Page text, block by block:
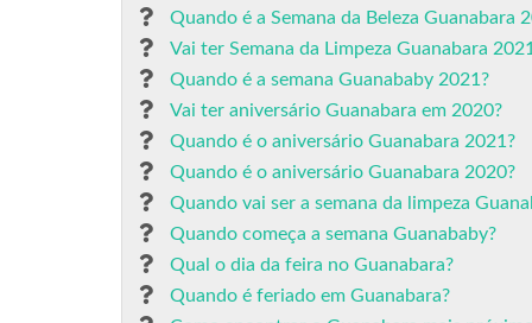
Quando é a Semana da Beleza Guanabara
Vai ter Semana da Limpeza Guanabara
Quando é a semana Guanababy 2021?
Vai ter aniversário Guanabara em 2020?
Quando é o aniversário Guanabara 2021?
Quando é o aniversário Guanabara 2020?
Quando vai ser a semana da limpeza
Quando começa a semana Guanababy?
Qual o dia da feira no Guanabara?
Quando é feriado em Guanabara?